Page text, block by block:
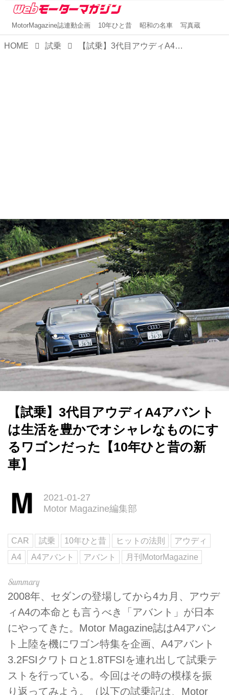
MotorMagazine誌連動企画 10年ひと昔 昭和の名車 写真蔵
HOME 試乗 【試乗】3代目アウディA4アバントは生活を豊かでオシャレなものにするワゴンだった【10年ひと昔の新車】
【試乗】3代目アウディA4アバント
は生活を豊かでオシャレなものにす
るワゴンだった【10年ひと昔の新
車】
2021-01-27
Motor Magazine編集部
CAR 試乗 10年ひと昔 ヒットの法則
アウディ
A4
A4アバント アバント 月刊MotorMagazine
2008年、セダンの登場してから4カ月、アウデ
ィA4の本命とも言うべき「アバント」が日本
にやってきた。Motor Magazine誌はA4アバン
ト上陸を機にワゴン特集を企画、A4アバント
3.2FSIクワトロと1.8TFSIを連れ出して試乗テ
ストを行っている。今回はその時の模様を振
り返ってみよう。（以下の試乗記は、Motor